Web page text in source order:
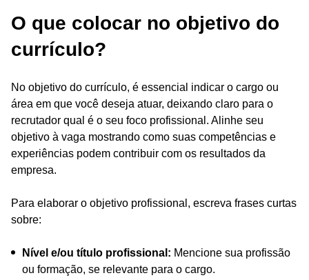
O que colocar no objetivo do
currículo?
No objetivo do currículo, é essencial indicar o cargo ou
área em que você deseja atuar, deixando claro para o
recrutador qual é o seu foco profissional. Alinhe seu
objetivo à vaga mostrando como suas competências e
experiências podem contribuir com os resultados da
empresa.
Para elaborar o objetivo profissional, escreva frases curtas
sobre:
Nível e/ou título profissional: Mencione sua profissão
ou formação, se relevante para o cargo.